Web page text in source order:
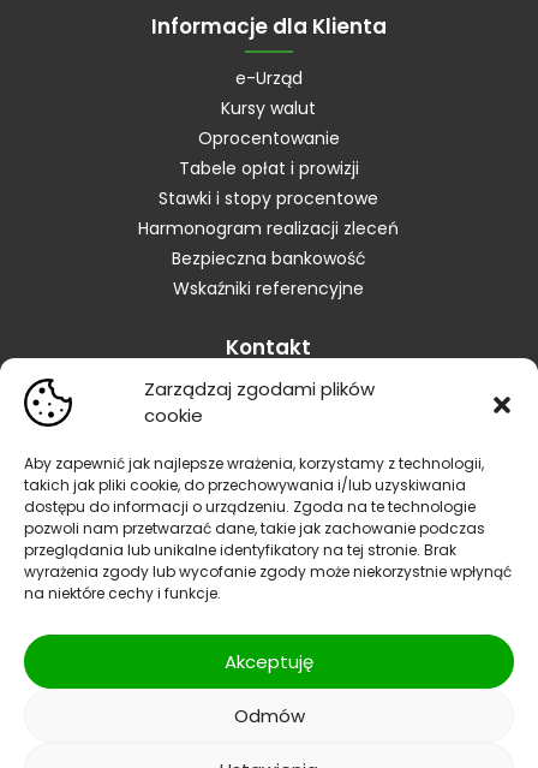
Zarządzaj zgodami plików
cookie
Aby zapewnić jak najlepsze wrażenia, korzystamy z technologii,
takich jak pliki cookie, do przechowywania i/lub uzyskiwania
dostępu do informacji o urządzeniu. Zgoda na te technologie
pozwoli nam przetwarzać dane, takie jak zachowanie podczas
przeglądania lub unikalne identyfikatory na tej stronie. Brak
wyrażenia zgody lub wycofanie zgody może niekorzystnie wpłynąć
na niektóre cechy i funkcje.
Akceptuję
Odmów
Informacje dla Klienta
e-Urząd
Kursy walut
Oprocentowanie
Tabele opłat i prowizji
Stawki i stopy procentowe
Harmonogram realizacji zleceń
Bezpieczna bankowość
Wskaźniki referencyjne
Kontakt
Skontaktuj się z Bankiem
Zastrzeganie karty
Zastrzeganie dokumentów
Blokowanie bankowości elektronicznej
Informacja dla sygnalistów
Reklamacje
| Polityka bezpieczeństwa
CODE/BIC:GBWCPLPP
FacebookInstagram